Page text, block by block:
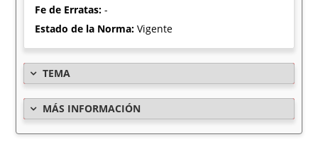
Fe de Erratas:-
Estado de la Norma:Vigente
TEMA
MÁS INFORMACIÓN